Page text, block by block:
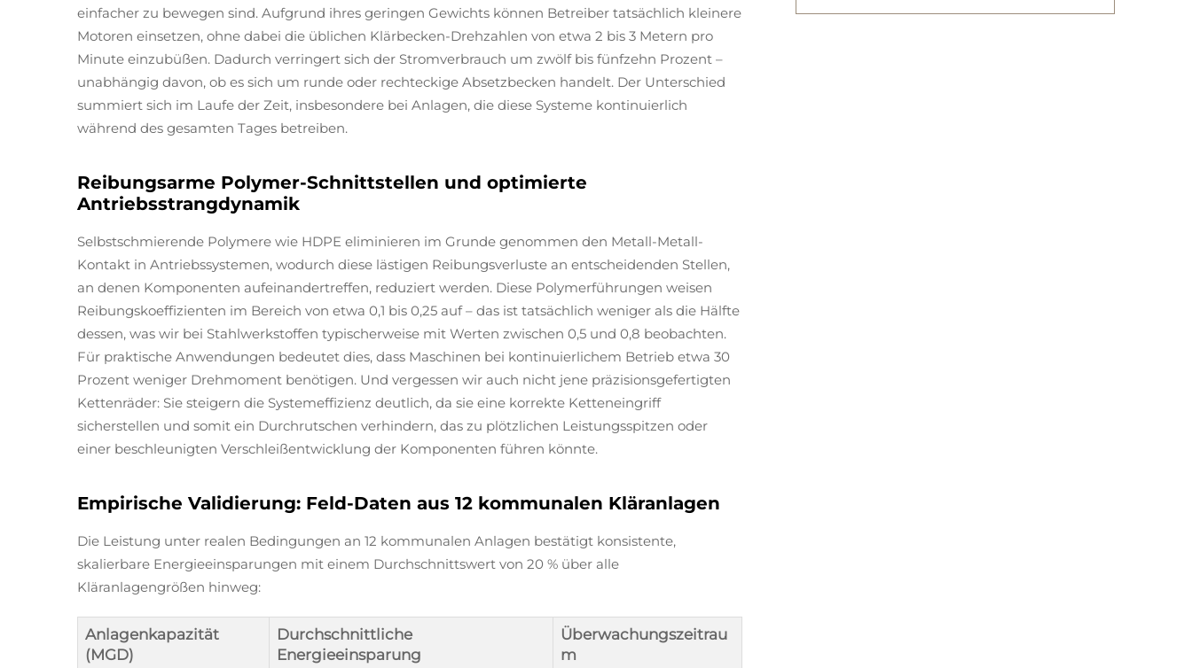
einfacher zu bewegen sind. Aufgrund ihres geringen Gewichts können Betreiber tatsächlich kleinere
Motoren einsetzen, ohne dabei die üblichen Klärbecken-Drehzahlen von etwa 2 bis 3 Metern pro
Minute einzubüßen. Dadurch verringert sich der Stromverbrauch um zwölf bis fünfzehn Prozent –
unabhängig davon, ob es sich um runde oder rechteckige Absetzbecken handelt. Der Unterschied
summiert sich im Laufe der Zeit, insbesondere bei Anlagen, die diese Systeme kontinuierlich
während des gesamten Tages betreiben.
Reibungsarme Polymer-Schnittstellen und optimierte
Antriebsstrangdynamik
Selbstschmierende Polymere wie HDPE eliminieren im Grunde genommen den Metall-Metall-
Kontakt in Antriebssystemen, wodurch diese lästigen Reibungsverluste an entscheidenden Stellen,
an denen Komponenten aufeinandertreffen, reduziert werden. Diese Polymerführungen weisen
Reibungskoeffizienten im Bereich von etwa 0,1 bis 0,25 auf – das ist tatsächlich weniger als die Hälfte
dessen, was wir bei Stahlwerkstoffen typischerweise mit Werten zwischen 0,5 und 0,8 beobachten.
Für praktische Anwendungen bedeutet dies, dass Maschinen bei kontinuierlichem Betrieb etwa 30
Prozent weniger Drehmoment benötigen. Und vergessen wir auch nicht jene präzisionsgefertigten
Kettenräder: Sie steigern die Systemeffizienz deutlich, da sie eine korrekte Ketteneingriff
sicherstellen und somit ein Durchrutschen verhindern, das zu plötzlichen Leistungsspitzen oder
einer beschleunigten Verschleißentwicklung der Komponenten führen könnte.
Empirische Validierung: Feld-Daten aus 12 kommunalen Kläranlagen
Die Leistung unter realen Bedingungen an 12 kommunalen Anlagen bestätigt konsistente,
skalierbare Energieeinsparungen mit einem Durchschnittswert von 20 % über alle
Kläranlagengrößen hinweg:
Anlagenkapazität
(MGD)
Durchschnittliche
Energieeinsparung
Überwachungszeitrau
m